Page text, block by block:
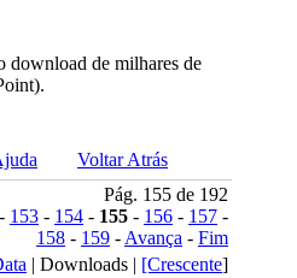
download de milhares de
Voltar Atrás
Pág. 155 de 192
- 153 - 154 - 155 - 156 - 157 -
158 - 159 -Avança - Fim
| Downloads | [Crescente]